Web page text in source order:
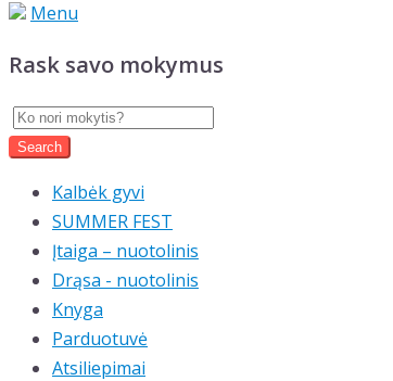
Menu
Rask savo mokymus
Kalbėk gyvi
SUMMER FEST
Įtaiga – nuotolinis
Drąsa - nuotolinis
Knyga
Parduotuvė
Atsiliepimai